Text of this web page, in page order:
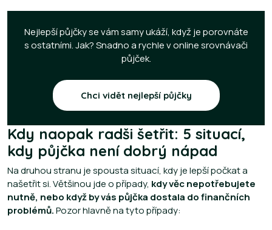
Nejlepší půjčky se vám samy ukáží, když je porovnáte
s ostatními. Jak? Snadno a rychle v online srovnávači
půjček.
Chci vidět nejlepší půjčky
Kdy naopak radši šetřit: 5 situací,
kdy půjčka není dobrý nápad
Na druhou stranu je spousta situací, kdy je lepší počkat a
našetřit si. Většinou jde o případy, kdy věc nepotřebujete
nutně, nebo když by vás půjčka dostala do finančních
problémů.Pozor hlavně na tyto případy: